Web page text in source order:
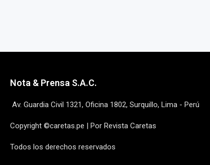
Nota & Prensa S.A.C.
Av. Guardia Civil 1321, Oficina 1802, Surquillo, Lima - Perú
Copyright ©caretas.pe | Por Revista Caretas
Todos los derechos reservados